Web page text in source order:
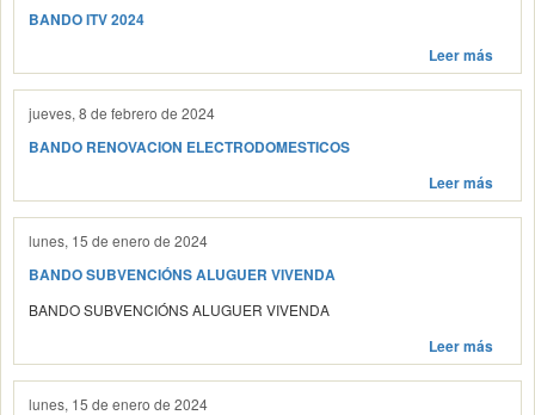
BANDO ITV 2024
Leer más
jueves, 8 de febrero de 2024
BANDO RENOVACION ELECTRODOMESTICOS
Leer más
lunes, 15 de enero de 2024
BANDO SUBVENCIÓNS ALUGUER VIVENDA
BANDO SUBVENCIÓNS ALUGUER VIVENDA
Leer más
lunes, 15 de enero de 2024